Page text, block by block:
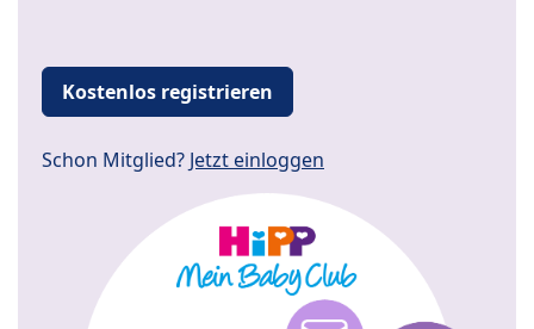
Kostenlos registrieren
Schon Mitglied? Jetzt einloggen